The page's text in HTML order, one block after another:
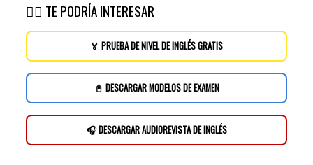
👉🏽 TE PODRÍA INTERESAR
🏅 PRUEBA DE NIVEL DE INGLÉS GRATIS
📓 DESCARGAR MODELOS DE EXAMEN
🎧 DESCARGAR AUDIOREVISTA DE INGLÉS